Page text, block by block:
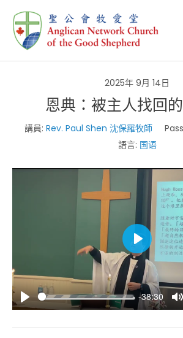
content
2025年 9月 14日
恩典：被主人找回
講員: Rev. Paul Shen 沈保羅牧師
語言: 国语
Play
-38:30
Play